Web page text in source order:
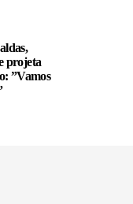
projeta
”Vamos